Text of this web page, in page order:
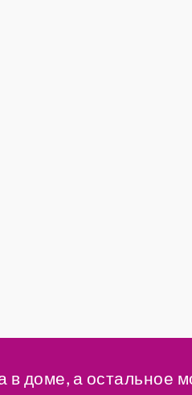
в доме, а остальное